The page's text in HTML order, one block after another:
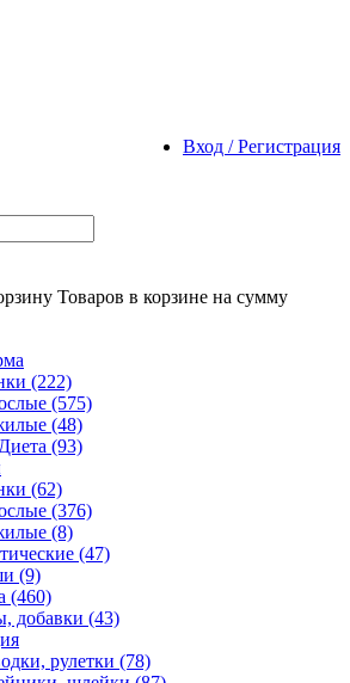
Вход / Регистрация
Товаров в корзине на сумму
(222)
(575)
(48)
(93)
(62)
(376)
(8)
(47)
(9)
(460)
добавки (43)
рулетки (78)